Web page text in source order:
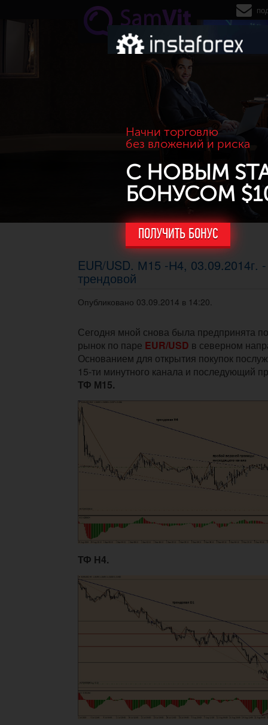
Перейти к основному содержанию
Начни торговлю
без вложений и риска
С НОВЫМ
БОНУСОМ
ПОЛУЧИТЬ БОНУС
EUR/USD. М15 -Н4, 03.09.2014г.
трендовой
Опубликовано 03.09.2014 в 14:20.
Сегодня мной снова была предпринята
рынок по паре EUR/USD в северном
Основанием для открытия покупок
15-ти минутного канала и последующий
ТФ М15.
ТФ Н4.